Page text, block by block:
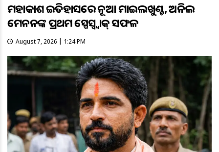
ମହାକାଶ ଇତିହାସରେ ନୂଆ ମାଇଲଖୁଣ୍ଟ, ଅନିଲ
ମେନନଙ୍କ ପ୍ରଥମ ସ୍ପେସ୍ୱ୍ୱାକ୍ ସଫଳ
August 7, 2026 | 1:24 PM